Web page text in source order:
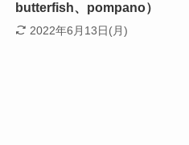
butterfish、pompano）
2022年6月13日(月)